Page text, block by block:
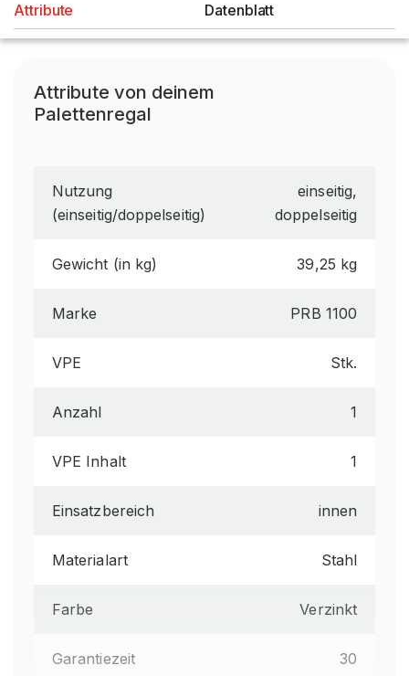
Attribute Datenblatt
Attribute von deinem
Palettenregal
Nutzung
(einseitig/doppelseitig)
einseitig,
doppelseitig
Gewicht (in kg) 39,25 kg
Marke PRB 1100
VPE Stk.
Anzahl 1
VPE Inhalt 1
Einsatzbereich innen
Materialart Stahl
Farbe Verzinkt
Garantiezeit 30